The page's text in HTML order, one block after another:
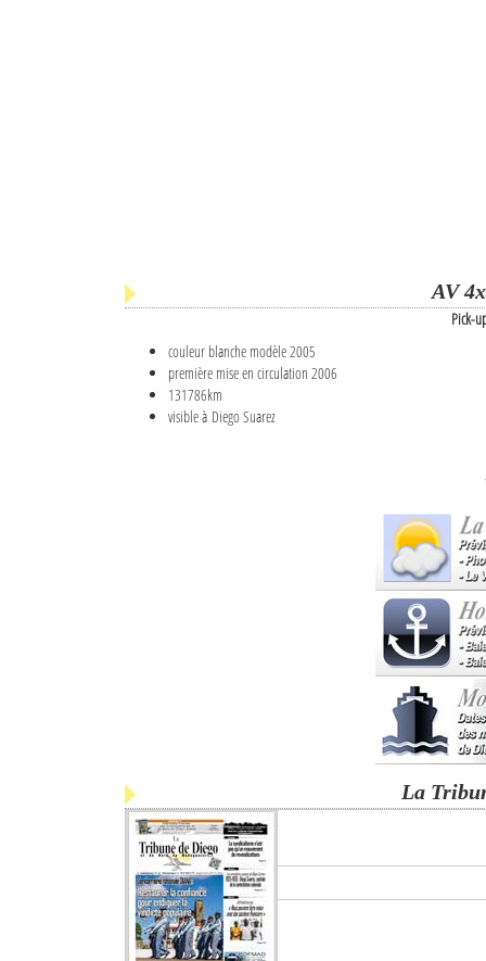
AV
Pick-
couleur blanche modèle 2005
première mise en circulation 2006
131786km
visible à Diego Suarez
La